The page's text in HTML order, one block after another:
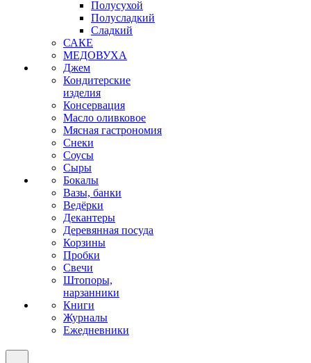
Полусухой
Полусладкий
Сладкий
САКЕ
МЕДОВУХА
Джем
Кондитерские
изделия
Консервация
Масло оливковое
Мясная гастрономия
Снеки
Соусы
Сыры
Бокалы
Вазы, банки
Ведёрки
Декантеры
Деревянная посуда
Корзины
Пробки
Свечи
Штопоры,
нарзанники
Книги
Журналы
Ежедневники